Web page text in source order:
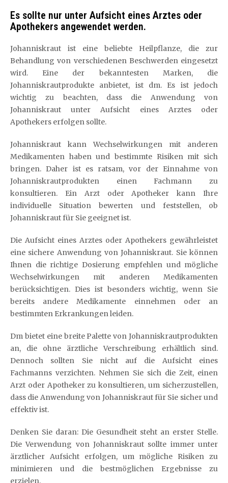
Es sollte nur unter Aufsicht eines Arztes oder
Apothekers angewendet werden.
Johanniskraut ist eine beliebte Heilpflanze, die zur
Behandlung von verschiedenen Beschwerden eingesetzt
wird. Eine der bekanntesten Marken, die
Johanniskrautprodukte anbietet, ist dm. Es ist jedoch
wichtig zu beachten, dass die Anwendung von
Johanniskraut unter Aufsicht eines Arztes oder
Apothekers erfolgen sollte.
Johanniskraut kann Wechselwirkungen mit anderen
Medikamenten haben und bestimmte Risiken mit sich
bringen. Daher ist es ratsam, vor der Einnahme von
Johanniskrautprodukten einen Fachmann zu
konsultieren. Ein Arzt oder Apotheker kann Ihre
individuelle Situation bewerten und feststellen, ob
Johanniskraut für Sie geeignet ist.
Die Aufsicht eines Arztes oder Apothekers gewährleistet
eine sichere Anwendung von Johanniskraut. Sie können
Ihnen die richtige Dosierung empfehlen und mögliche
Wechselwirkungen mit anderen Medikamenten
berücksichtigen. Dies ist besonders wichtig, wenn Sie
bereits andere Medikamente einnehmen oder an
bestimmten Erkrankungen leiden.
Dm bietet eine breite Palette von Johanniskrautprodukten
an, die ohne ärztliche Verschreibung erhältlich sind.
Dennoch sollten Sie nicht auf die Aufsicht eines
Fachmanns verzichten. Nehmen Sie sich die Zeit, einen
Arzt oder Apotheker zu konsultieren, um sicherzustellen,
dass die Anwendung von Johanniskraut für Sie sicher und
effektiv ist.
Denken Sie daran: Die Gesundheit steht an erster Stelle.
Die Verwendung von Johanniskraut sollte immer unter
ärztlicher Aufsicht erfolgen, um mögliche Risiken zu
minimieren und die bestmöglichen Ergebnisse zu
erzielen.